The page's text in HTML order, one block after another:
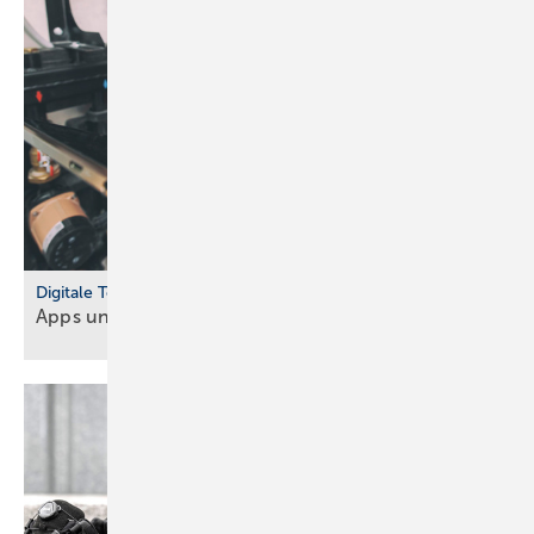
Digitale Tools
Apps und Soft­ware für Hand­werker und